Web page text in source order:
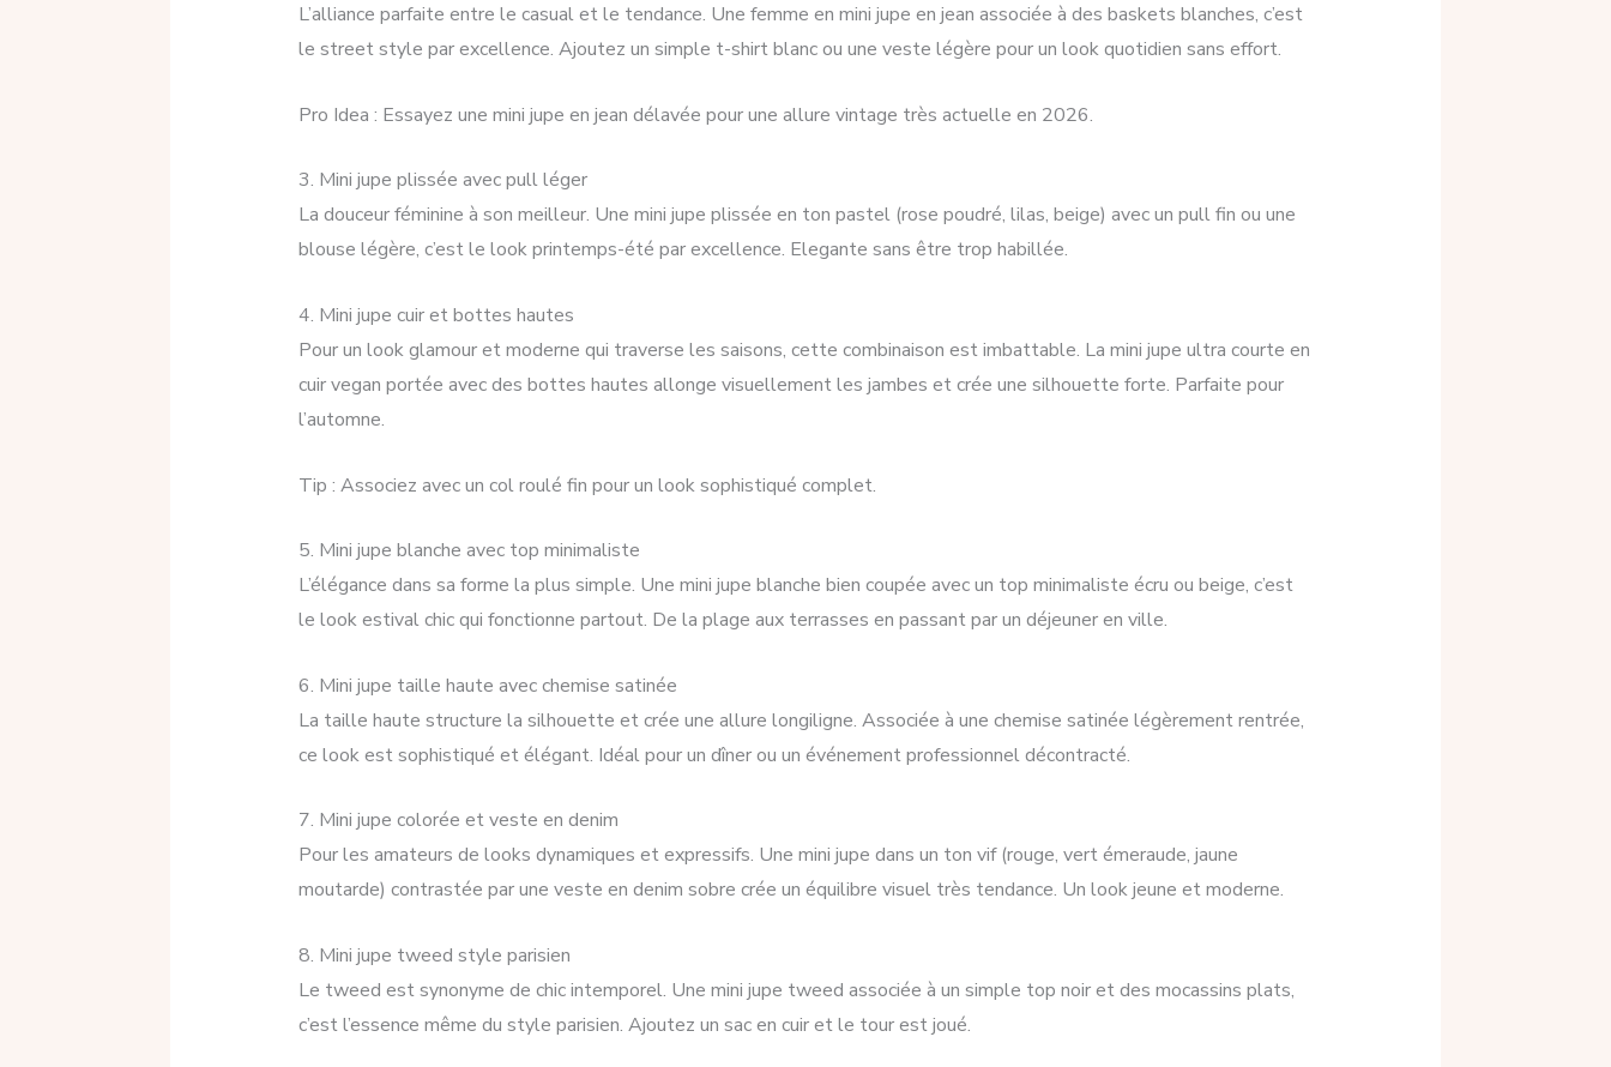
L’alliance parfaite entre le casual et le tendance. Une femme en mini jupe en jean associée à des baskets blanches, c’est
le street style par excellence. Ajoutez un simple t-shirt blanc ou une veste légère pour un look quotidien sans effort.
Pro Idea : Essayez une mini jupe en jean délavée pour une allure vintage très actuelle en 2026.
3. Mini jupe plissée avec pull léger
La douceur féminine à son meilleur. Une mini jupe plissée en ton pastel (rose poudré, lilas, beige) avec un pull fin ou une
blouse légère, c’est le look printemps-été par excellence. Elegante sans être trop habillée.
4. Mini jupe cuir et bottes hautes
Pour un look glamour et moderne qui traverse les saisons, cette combinaison est imbattable. La mini jupe ultra courte en
cuir vegan portée avec des bottes hautes allonge visuellement les jambes et crée une silhouette forte. Parfaite pour
l’automne.
Tip : Associez avec un col roulé fin pour un look sophistiqué complet.
5. Mini jupe blanche avec top minimaliste
L’élégance dans sa forme la plus simple. Une mini jupe blanche bien coupée avec un top minimaliste écru ou beige, c’est
le look estival chic qui fonctionne partout. De la plage aux terrasses en passant par un déjeuner en ville.
6. Mini jupe taille haute avec chemise satinée
La taille haute structure la silhouette et crée une allure longiligne. Associée à une chemise satinée légèrement rentrée,
ce look est sophistiqué et élégant. Idéal pour un dîner ou un événement professionnel décontracté.
7. Mini jupe colorée et veste en denim
Pour les amateurs de looks dynamiques et expressifs. Une mini jupe dans un ton vif (rouge, vert émeraude, jaune
moutarde) contrastée par une veste en denim sobre crée un équilibre visuel très tendance. Un look jeune et moderne.
8. Mini jupe tweed style parisien
Le tweed est synonyme de chic intemporel. Une mini jupe tweed associée à un simple top noir et des mocassins plats,
c’est l’essence même du style parisien. Ajoutez un sac en cuir et le tour est joué.